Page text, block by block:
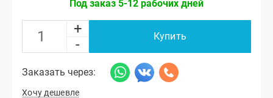
Под заказ 5-12 рабочих дней
+
-
Купить
Заказать через:
Хочу дешевле